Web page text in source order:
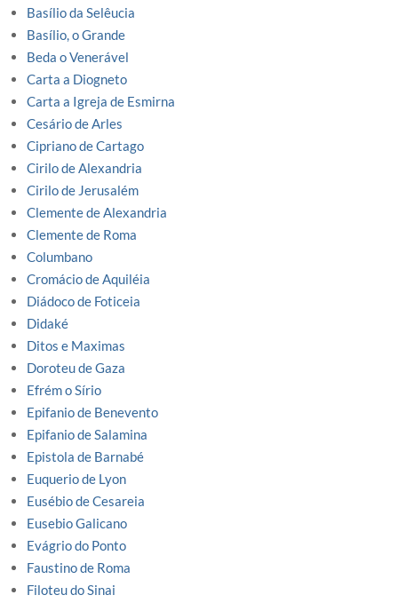
Basílio da Selêucia
Basílio, o Grande
Beda o Venerável
Carta a Diogneto
Carta a Igreja de Esmirna
Cesário de Arles
Cipriano de Cartago
Cirilo de Alexandria
Cirilo de Jerusalém
Clemente de Alexandria
Clemente de Roma
Columbano
Cromácio de Aquiléia
Diádoco de Foticeia
Didaké
Ditos e Maximas
Doroteu de Gaza
Efrém o Sírio
Epifanio de Benevento
Epifanio de Salamina
Epistola de Barnabé
Euquerio de Lyon
Eusébio de Cesareia
Eusebio Galicano
Evágrio do Ponto
Faustino de Roma
Filoteu do Sinai